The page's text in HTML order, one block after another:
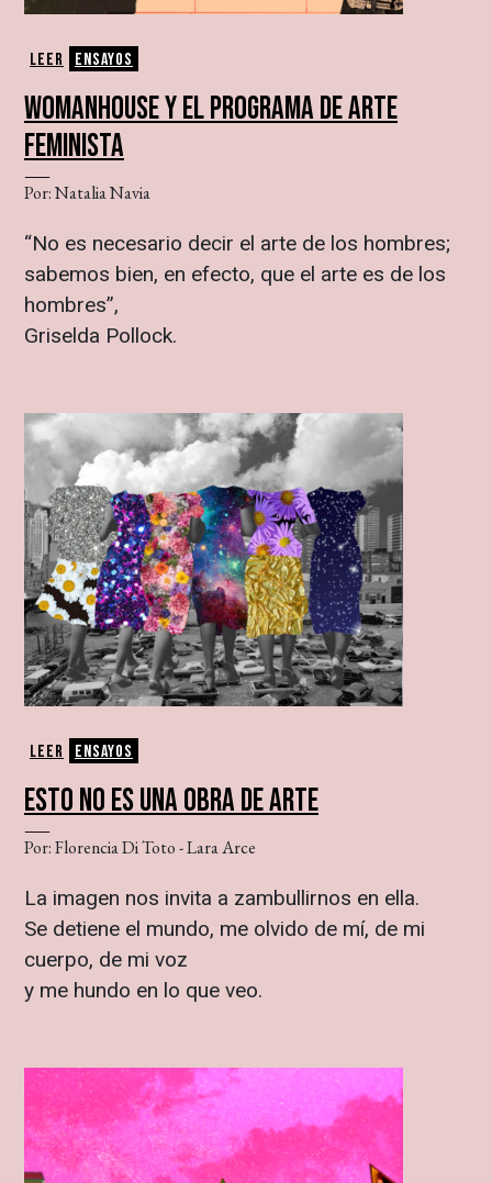
Leer Ensayos
WOMANHOUSE Y EL PROGRAMA DE ARTE
FEMINISTA
Por: Natalia Navia
“No es necesario decir el arte de los hombres;
sabemos bien, en efecto, que el arte es de los
hombres”,
Griselda Pollock.
Leer Ensayos
ESTO NO ES UNA OBRA DE ARTE
Por: Florencia Di Toto - Lara Arce
La imagen nos invita a zambullirnos en ella.
Se detiene el mundo, me olvido de mí, de mi
cuerpo, de mi voz
y me hundo en lo que veo.